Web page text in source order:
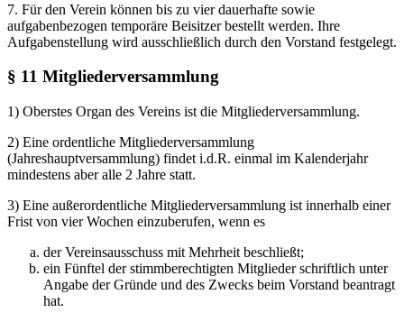
7. Für den Verein können bis zu vier dauerhafte sowie
aufgabenbezogen temporäre Beisitzer bestellt werden. Ihre
Aufgabenstellung wird ausschließlich durch den Vorstand festgelegt.
§ 11 Mitgliederversammlung
1) Oberstes Organ des Vereins ist die Mitgliederversammlung.
2) Eine ordentliche Mitgliederversammlung
(Jahreshauptversammlung) findet i.d.R. einmal im Kalenderjahr
mindestens aber alle 2 Jahre statt.
3) Eine außerordentliche Mitgliederversammlung ist innerhalb einer
Frist von vier Wochen einzuberufen, wenn es
der Vereinsausschuss mit Mehrheit beschließt;
ein Fünftel der stimmberechtigten Mitglieder schriftlich unter
Angabe der Gründe und des Zwecks beim Vorstand beantragt
hat.